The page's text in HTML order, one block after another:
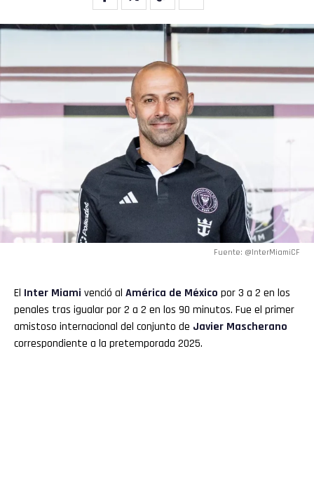
Fuente: @InterMiamiCF
El Inter Miami venció al América de México por 3 a 2 en los
penales tras igualar por 2 a 2 en los 90 minutos. Fue el primer
amistoso internacional del conjunto de Javier Mascherano
correspondiente a la pretemporada 2025.